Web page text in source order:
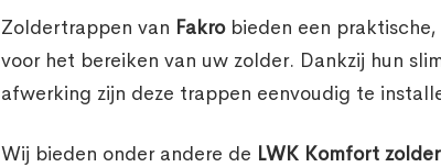
Zoldertrappen van Fakrobieden een praktische,
voor het bereiken van uw zolder. Dankzij hun
afwerking zijn deze trappen eenvoudig te
Wij bieden onder andere de LWK Komfort